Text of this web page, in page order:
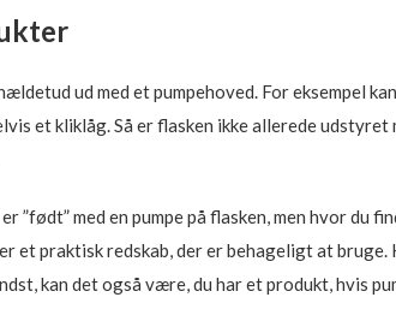
ud med et pumpehoved. For eksempel
et kliklåg. Så er flasken ikke allerede
med en pumpe på flasken, men hvor du
praktisk redskab, der er behageligt at bruge.
kan det også være, du har et produkt, hvis